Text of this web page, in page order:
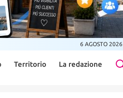
6 AGOSTO 2026
Territorio La redazione